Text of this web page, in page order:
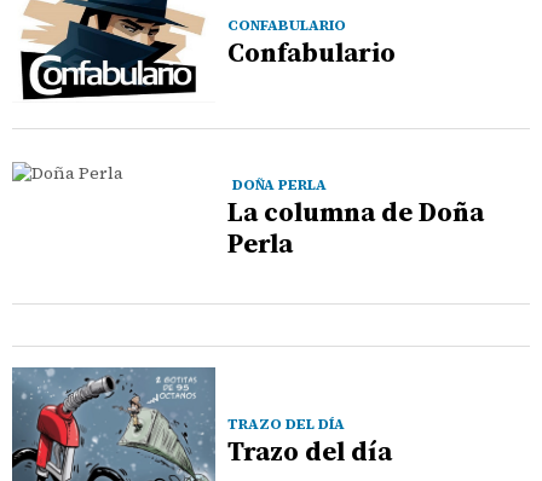
CONFABULARIO
Confabulario
DOÑA PERLA
La columna de Doña
Perla
TRAZO DEL DÍA
Trazo del día